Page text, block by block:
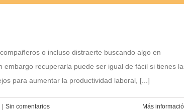
o incluso distraerte buscando algo en
recuperarla puede ser igual de fácil si tienes
para aumentar la productividad laboral, [...]
Sin comentarios Más